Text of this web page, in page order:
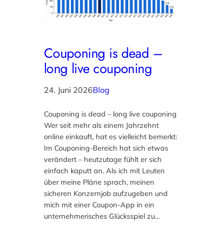
Couponing is dead –
long live couponing
24. Juni 2026Blog
Couponing is dead – long live couponing​
Wer seit mehr als einem Jahrzehnt
online einkauft, hat es vielleicht bemerkt:
Im Couponing-Bereich hat sich etwas
verändert – heutzutage fühlt er sich
einfach kaputt an. Als ich mit Leuten
über meine Pläne sprach, meinen
sicheren Konzernjob aufzugeben und
mich mit einer Coupon-App in ein
unternehmerisches Glücksspiel zu…